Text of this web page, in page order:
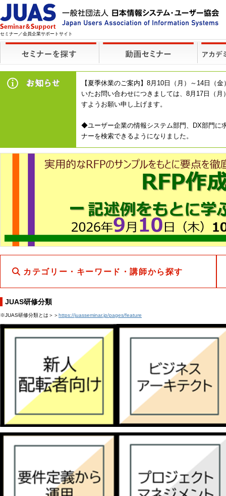
セミナー／会員企業サポートサイト
【夏季休業のご案内】8月10日（月）～14日（
いたお問い合わせにつきましては、8月17日（
すようお願い申し上げます。
◆ユーザー企業の情報システム部門、DX部門に
ナーを検索できるようになりました。
カテゴリー・キーワード・講師から探す
JUAS研修分類
※JUAS研修分類とは＞＞https://juasseminar.jp/pages/feature